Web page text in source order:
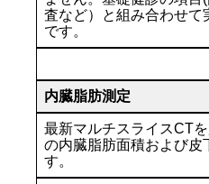
査など）と組み合わせて
です。
内臓脂肪測定
最新マルチスライスCT
の内臓脂肪面積および皮
す。